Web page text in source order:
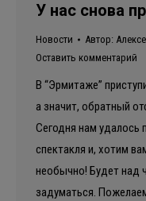
У нас снова
Новости Автор:
Оставить комментарий
В “Эрмитаже”
а значит, обратный
Сегодня нам удалось
спектакля и, хотим
необычно! Будет над
задуматься.